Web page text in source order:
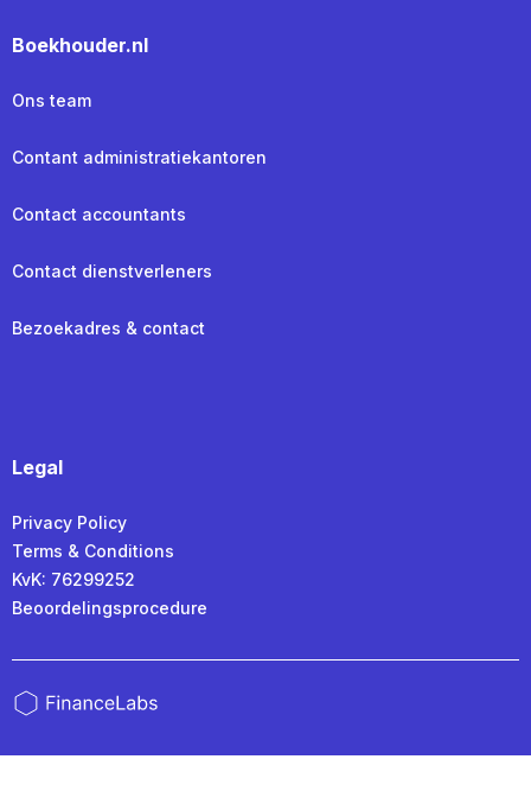
Boekhouder.nl
Ons team
Contant administratiekantoren
Contact accountants
Contact dienstverleners
Bezoekadres & contact
Legal
Privacy Policy
Terms & Conditions
KvK: 76299252
Beoordelingsprocedure